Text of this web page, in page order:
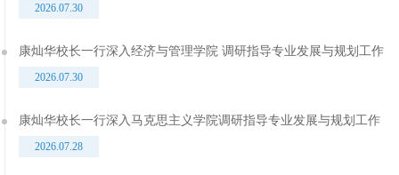
2026.07.30
康灿华校长一行深入经济与管理学院 调研指导专业发展与规划工作
2026.07.30
康灿华校长一行深入马克思主义学院调研指导专业发展与规划工作
2026.07.28